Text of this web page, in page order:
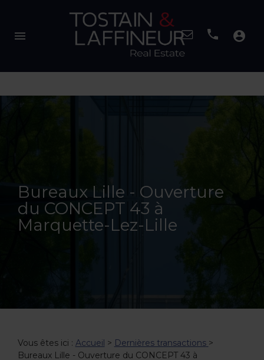
menu account_circle
Bureaux Lille - Ouverture
du CONCEPT 43 à
Marquette-Lez-Lille
Vous êtes ici : Accueil > Dernières transactions >
Bureaux Lille - Ouverture du CONCEPT 43 à